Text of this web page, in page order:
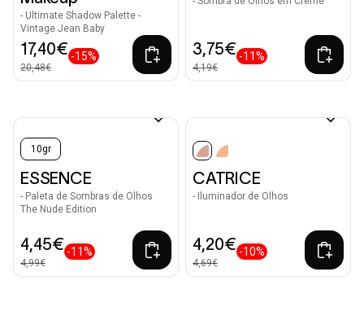
- Ultimate Shadow Palette -
Vintage Jean Baby
17,40€
20,48€
-15% 3,75€
4,19€
-11%
10gr
ESSENCE
- Paleta de Sombras de Olhos
The Nude Edition
4,45€
4,99€
-11%
selected
CATRICE
- Iluminador de Olhos
4,20€
4,69€
-10%